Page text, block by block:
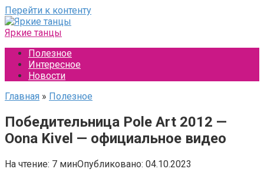
Перейти к контенту
Яркие танцы
Полезное
Интересное
Новости
Главная » Полезное
Победительница Pole Art 2012 —
Oona Kivel — официальное видео
На чтение: 7 минОпубликовано: 04.10.2023